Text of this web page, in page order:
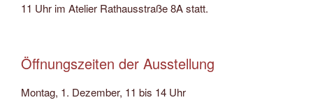
11 Uhr im Atelier Rathausstraße 8A statt.
Öffnungszeiten der Ausstellung
Montag, 1. Dezember, 11 bis 14 Uhr